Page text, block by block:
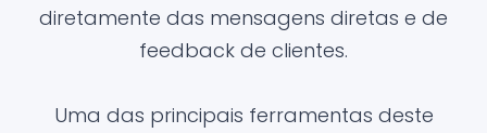
diretamente das mensagens diretas e de
feedback de clientes.
Uma das principais ferramentas deste